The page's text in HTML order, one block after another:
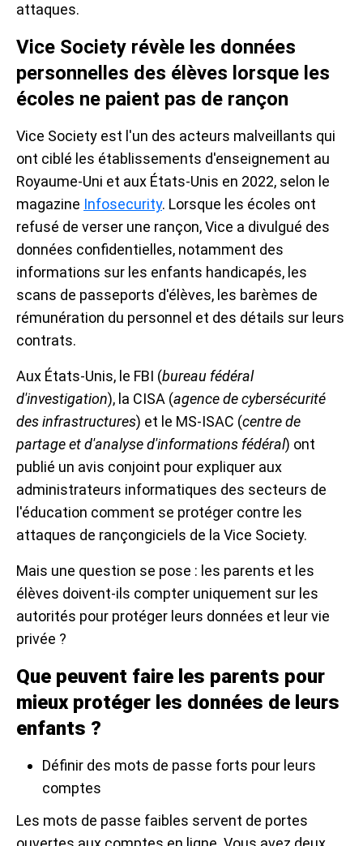
attaques.
Vice Society révèle les données
personnelles des élèves lorsque les
écoles ne paient pas de rançon
Vice Society est l'un des acteurs malveillants qui
ont ciblé les établissements d'enseignement au
Royaume-Uni et aux États-Unis en 2022, selon le
magazine Infosecurity. Lorsque les écoles ont
refusé de verser une rançon, Vice a divulgué des
données confidentielles, notamment des
informations sur les enfants handicapés, les
scans de passeports d'élèves, les barèmes de
rémunération du personnel et des détails sur leurs
contrats.
Aux États-Unis, le FBI (bureau fédéral
d'investigation), la CISA (agence de cybersécurité
des infrastructures) et le MS-ISAC (centre de
partage et d'analyse d'informations fédéral) ont
publié un avis conjoint pour expliquer aux
administrateurs informatiques des secteurs de
l'éducation comment se protéger contre les
attaques de rançongiciels de la Vice Society.
Mais une question se pose : les parents et les
élèves doivent-ils compter uniquement sur les
autorités pour protéger leurs données et leur vie
privée ?
Que peuvent faire les parents pour
mieux protéger les données de leurs
enfants ?
Définir des mots de passe forts pour leurs
comptes
Les mots de passe faibles servent de portes